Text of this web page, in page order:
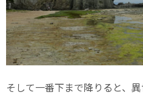
そして一番下まで降りると、